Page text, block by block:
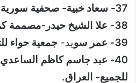
37- سعاد خبية- صحفية سورية – مصر.
38- علا الشيخ حيدر-مصممة كرافيك- سورية.
39- عمر سو
يد- جمعية حواء
40- عبد جاسم كاظم
للجميع- العراق.